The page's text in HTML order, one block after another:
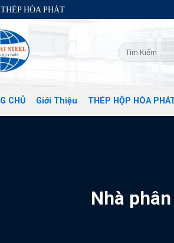
HÒA PHÁT
CHỦ Giới Thiệu THÉP HỘP HÒA
Nhà